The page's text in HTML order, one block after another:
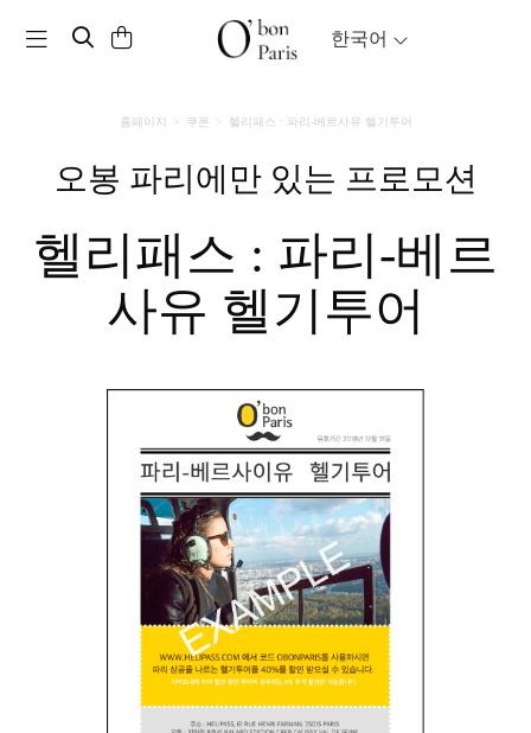
Toggle navigation 한국어
홈페이지 쿠폰 헬리패스 : 파리-베르사유 헬기투어
오봉 파리에만 있는 프로모션
헬리패스 : 파리-베르
사유 헬기투어